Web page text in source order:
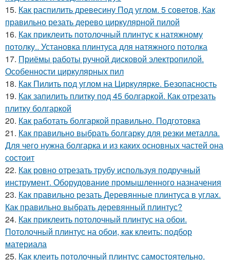
15. Как распилить древесину Под углом. 5 советов, Как
правильно резать дерево циркулярной пилой
16. Как приклеить потолочный плинтус к натяжному
потолку.. Установка плинтуса для натяжного потолка
17. Приёмы работы ручной дисковой электропилой.
Особенности циркулярных пил
18. Как Пилить под углом на Циркулярке. Безопасность
19. Как запилить плитку под 45 болгаркой. Как отрезать
плитку болгаркой
20. Как работать болгаркой правильно. Подготовка
21. Как правильно выбрать болгарку для резки металла.
Для чего нужна болгарка и из каких основных частей она
состоит
22. Как ровно отрезать трубу используя подручный
инструмент. Оборудование промышленного назначения
23. Как правильно резать Деревянные плинтуса в углах.
Как правильно выбрать деревянный плинтус?
24. Как приклеить потолочный плинтус на обои.
Потолочный плинтус на обои, как клеить: подбор
материала
25. Как клеить потолочный плинтус самостоятельно.